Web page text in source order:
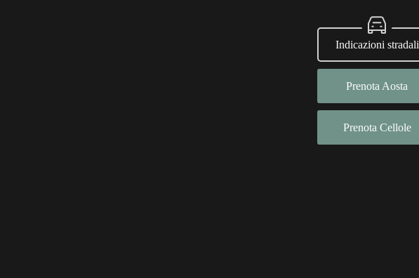
Indicazioni stradali
Prenota Aosta
Prenota Cellole